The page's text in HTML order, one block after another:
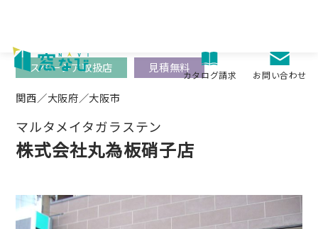
content
カタログ請求 お問い合わせ
関西／大阪府／大阪市
マルタメイタガラステン
株式会社丸為板硝子店
スペーシア取扱店 見積無料